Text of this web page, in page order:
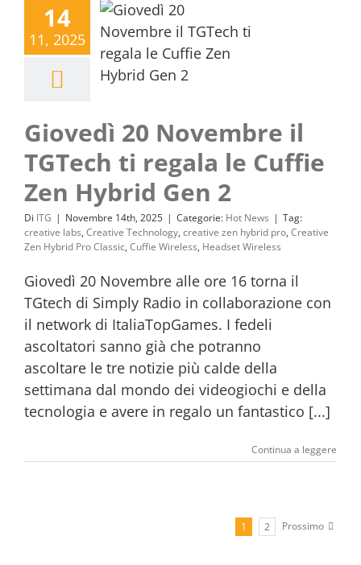
14
11, 2025
Giovedì 20 Novembre il
TGTech ti regala le Cuffie
Zen Hybrid Gen 2
Di ITG | Novembre 14th, 2025 | Categorie: Hot News | Tag:
creative labs, Creative Technology, creative zen hybrid pro, Creative
Zen Hybrid Pro Classic, Cuffie Wireless, Headset Wireless
Giovedì 20 Novembre alle ore 16 torna il
TGtech di Simply Radio in collaborazione con
il network di ItaliaTopGames. I fedeli
ascoltatori sanno già che potranno
ascoltare le tre notizie più calde della
settimana dal mondo dei videogiochi e della
tecnologia e avere in regalo un fantastico [...]
Continua a leggere
1 2 Prossimo